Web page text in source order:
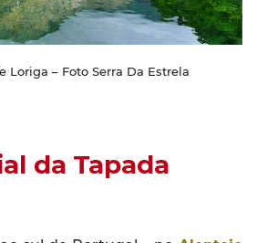
Loriga – Foto Serra Da Estrela
da Tapada